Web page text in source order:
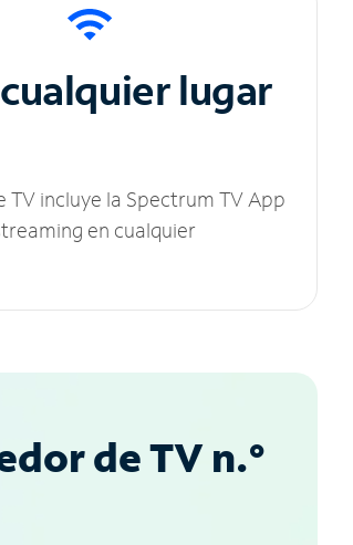
lugar
TV incluye la Spectrum TV App
en cualquier
de TV n.°